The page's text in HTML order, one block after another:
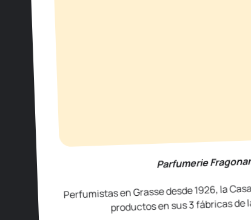
Parfumerie
Perfumistas en Grasse desde 1926, la
productos en sus 3 fábricas de